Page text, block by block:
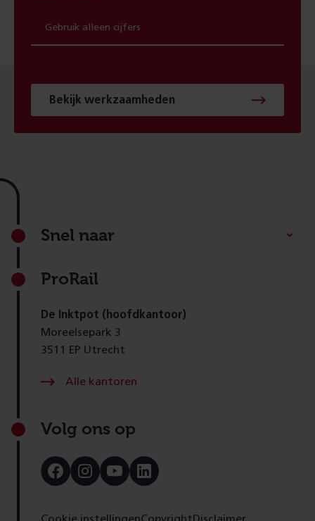
Bekijk werkzaamheden
Footer
Snel naar
ProRail
De Inktpot (hoofdkantoor)
Moreelsepark 3
3511 EP Utrecht
Alle kantoren
Volg ons op
Bezoek
onze
Bezoek
onze
Bezoek
onze
Bezoek
onze